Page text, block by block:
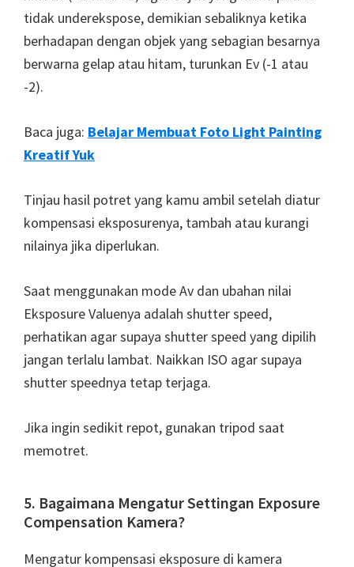
tidak underekspose, demikian sebaliknya ketika
berhadapan dengan objek yang sebagian besarnya
berwarna gelap atau hitam, turunkan Ev (-1 atau
-2).
Baca juga: Belajar Membuat Foto Light Painting
Kreatif Yuk
Tinjau hasil potret yang kamu ambil setelah diatur
kompensasi eksposurenya, tambah atau kurangi
nilainya jika diperlukan.
Saat menggunakan mode Av dan ubahan nilai
Eksposure Valuenya adalah shutter speed,
perhatikan agar supaya shutter speed yang dipilih
jangan terlalu lambat. Naikkan ISO agar supaya
shutter speednya tetap terjaga.
Jika ingin sedikit repot, gunakan tripod saat
memotret.
5. Bagaimana Mengatur Settingan Exposure
Compensation Kamera?
Mengatur kompensasi eksposure di kamera